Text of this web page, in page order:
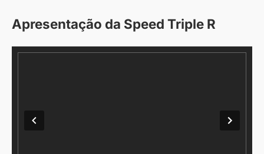
Apresentação da Speed Triple R